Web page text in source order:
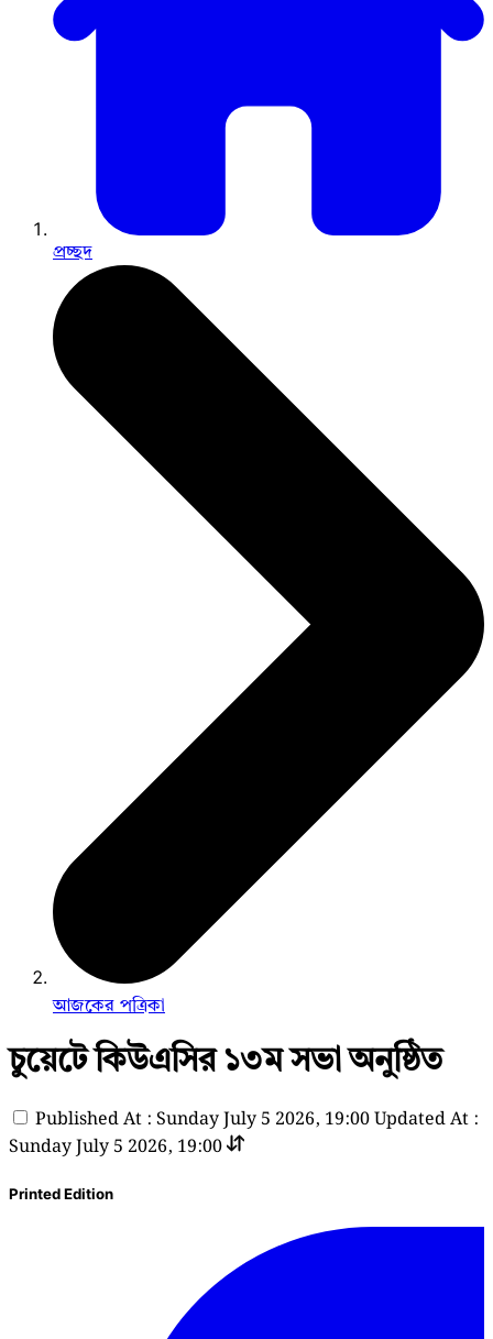
প্রচ্ছদ
আজকের পত্রিকা
চুয়েটে কিউএসির ১৩ম সভা অনুষ্ঠিত
Published At : Sunday July 5 2026, 19:00Updated At :
Sunday July 5 2026, 19:00
Printed Edition